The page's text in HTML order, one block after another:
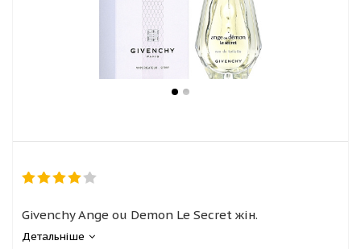
Givenchy Ange ou Demon Le Secret жін.
Детальніше